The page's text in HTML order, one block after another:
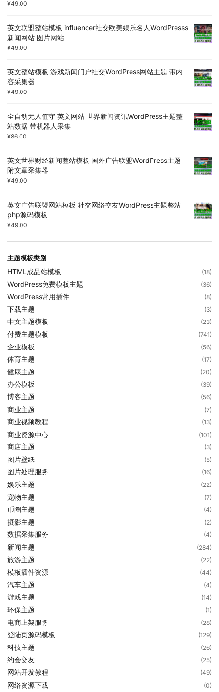
¥49.00
英文联盟整站模板 influencer社交欧美娱乐名人WordPresss
新闻网站 图片网站
¥49.00
英文整站模板 游戏新闻门户社交WordPress网站主题 带内
容采集器
¥49.00
全自动无人值守 英文网站 世界新闻资讯WordPress主题整
站数据 带机器人采集
¥86.00
英文世界财经新闻整站模板 国外广告联盟WordPress主题
附文章采集器
¥49.00
英文广告联盟网站模板 社交网络交友WordPress主题整站
php源码模板
¥49.00
主题模板类别
HTML成品站模板 (18)
WordPress免费模板主题 (36)
WordPress常用插件 (8)
下载主题 (3)
中文主题模板 (23)
付费主题模板 (741)
企业模板 (56)
体育主题 (17)
健康主题 (20)
办公模板 (39)
博客主题 (56)
商业主题 (7)
商业视频教程 (13)
商业资源中心 (101)
商店主题 (3)
图片壁纸 (5)
图片处理服务 (16)
娱乐主题 (22)
宠物主题 (7)
币圈主题 (4)
摄影主题 (2)
数据采集服务 (4)
新闻主题 (284)
旅游主题 (22)
模板插件资源 (44)
汽车主题 (4)
游戏主题 (14)
环保主题 (1)
电商上架服务 (28)
登陆页源码模板 (129)
科技主题 (26)
约会交友 (25)
网站开发教程 (49)
网络资源下载 (0)